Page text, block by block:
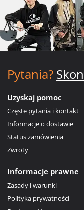
Pytania?
Uzyskaj pomoc
Częste pytania i kontakt
Informacje o dostawie
Status zamówienia
Zwroty
Informacje prawne
Zasady i warunki
Polityka prywatności